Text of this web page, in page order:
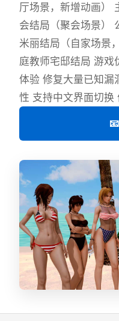
厅场景，新增动画）
会结局（聚会场景）
米丽结局（自家场景
庭教师宅邸结局 游戏
体验 修复大量已知漏
性 支持中文界面切换